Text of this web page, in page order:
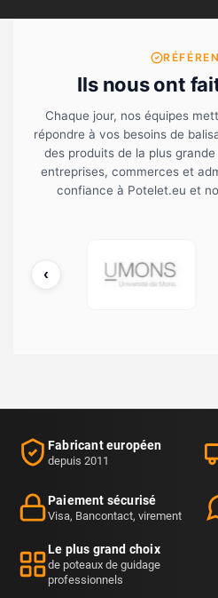
laquée
Ils nous ont
Chaque jour, nos équipes
répondre à vos besoins de
des produits de la plus
entreprises, commerces et
confiance à Potelet.eu et
‹ UMONS
Fabricant européen
depuis 2011
Paiement sécurisé
Visa, Bancontact, virement
Le plus grand choix
de poteaux de guidage
professionnels